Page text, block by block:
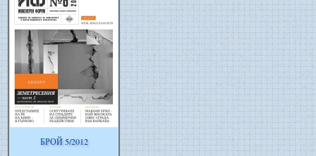
БРОЙ 5/2012